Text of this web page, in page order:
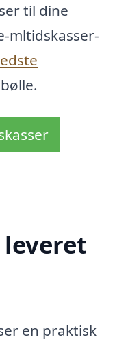
til dine
mltidskasser-
en praktisk